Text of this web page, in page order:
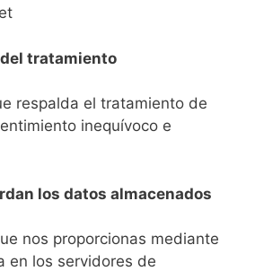
del tratamiento
respalda el tratamiento de
inequívoco e
los datos almacenados
nos proporcionas mediante
en los servidores de